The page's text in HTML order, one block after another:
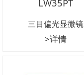
LW35PT
三目偏光显微镜
>详情